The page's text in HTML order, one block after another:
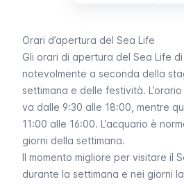
Orari d’apertura del Sea Life
Gli orari di apertura del Sea Life
notevolmente a seconda della
settimana e delle festività.
va dalle 9:30 alle 18:00, mentre
11:00 alle 16:00. L’acquario è
giorni della settimana.
Il momento migliore per visitare il
durante la settimana e nei giorni